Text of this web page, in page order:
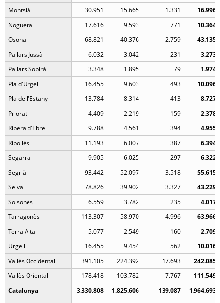
Montsià
30.951 15.665 1.331
16.996
Noguera
17.616 9.593 771
10.364
Osona
68.821 40.376 2.759
43.135
Pallars Jussà
6.032 3.042 231
3.273
Pallars Sobirà
3.348 1.895 79
1.974
Pla d'Urgell
16.455 9.603 493
10.096
Pla de l'Estany
13.784 8.314 413
8.727
Priorat
4.409 2.219 159
2.378
Ribera d'Ebre
9.788 4.561 394
4.955
Ripollès
11.193 6.007 387
6.394
Segarra
9.905 6.025 297
6.322
Segrià
93.442 52.097 3.518
55.615
Selva
78.826 39.902 3.327
43.229
Solsonès
6.559 3.782 235
4.017
Tarragonès
113.307 58.970 4.996
63.966
Terra Alta
5.077 2.549 160
2.709
Urgell
16.455 9.454 562
10.016
Vallès Occidental
391.105 224.392 17.693
242.085
Vallès Oriental
178.418 103.782 7.767
111.549
Catalunya
3.330.808 1.825.606 139.087
1.964.693